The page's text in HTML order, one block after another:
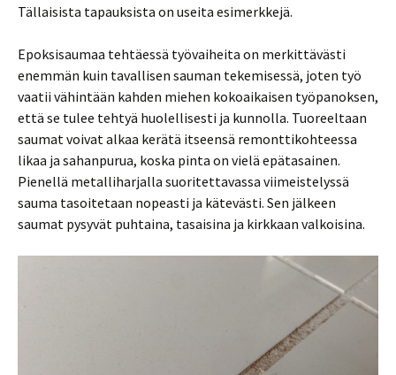
Tällaisista tapauksista on useita esimerkkejä.
Epoksisaumaa tehtäessä työvaiheita on merkittävästi
enemmän kuin tavallisen sauman tekemisessä, joten työ
vaatii vähintään kahden miehen kokoaikaisen työpanoksen,
että se tulee tehtyä huolellisesti ja kunnolla. Tuoreeltaan
saumat voivat alkaa kerätä itseensä remonttikohteessa
likaa ja sahanpurua, koska pinta on vielä epätasainen.
Pienellä metalliharjalla suoritettavassa viimeistelyssä
sauma tasoitetaan nopeasti ja kätevästi. Sen jälkeen
saumat pysyvät puhtaina, tasaisina ja kirkkaan valkoisina.